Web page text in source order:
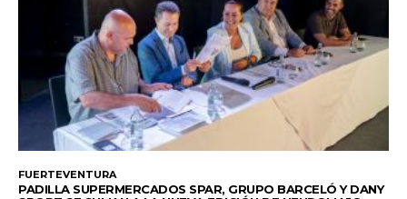
FUERTEVENTURA
PADILLA SUPERMERCADOS SPAR, GRUPO BARCELÓ Y DANY